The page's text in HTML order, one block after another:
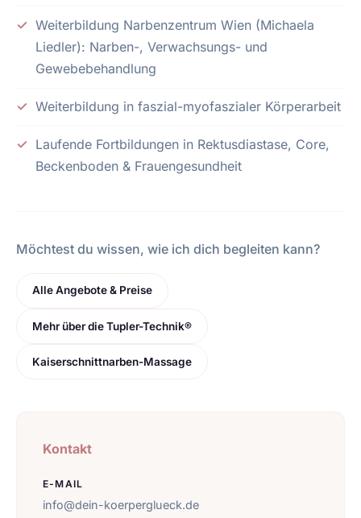
Weiterbildung Narbenzentrum Wien (Michaela
Liedler): Narben-, Verwachsungs- und
Gewebebehandlung
Weiterbildung in faszial-myofaszialer Körperarbeit
Laufende Fortbildungen in Rektusdiastase, Core,
Beckenboden & Frauengesundheit
Möchtest du wissen, wie ich dich begleiten kann?
Alle Angebote & Preise
Mehr über die Tupler-Technik®
Kaiserschnittnarben-Massage
Kontakt
E-MAIL
info@dein-koerperglueck.de